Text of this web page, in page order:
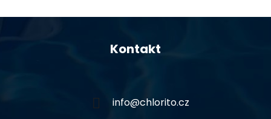
Z
Kontakt
info@chlorito.cz